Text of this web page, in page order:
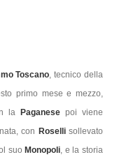
Toscano, tecnico della
primo mese e mezzo,
la
Paganesepoi viene
con Rosellisollevato
suo Monopoli, e la storia